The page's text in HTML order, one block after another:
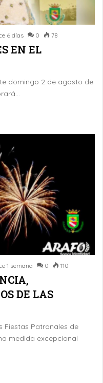
6 días 0 78
EN EL
domingo 2 de agosto de
1 semana 0 110
DE LAS
Fiestas Patronales de
medida excepcional